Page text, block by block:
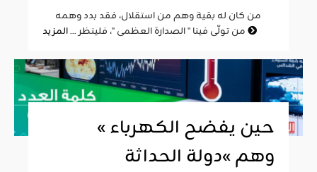
من تولّى فينا " الصدارة العظمى "، فلينظر ...
« حين يفضح الكهرباء
وهم »دولة الحداثة